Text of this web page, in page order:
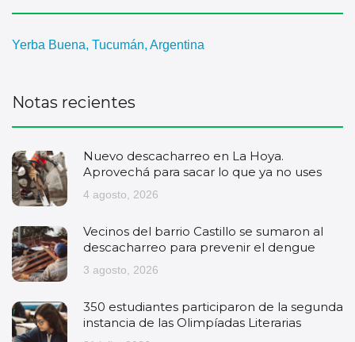
Yerba Buena, Tucumán, Argentina
Notas recientes
Nuevo descacharreo en La Hoya.
Aprovechá para sacar lo que ya no uses
4 agosto, 2026
Vecinos del barrio Castillo se sumaron al
descacharreo para prevenir el dengue
3 agosto, 2026
350 estudiantes participaron de la segunda
instancia de las Olimpíadas Literarias